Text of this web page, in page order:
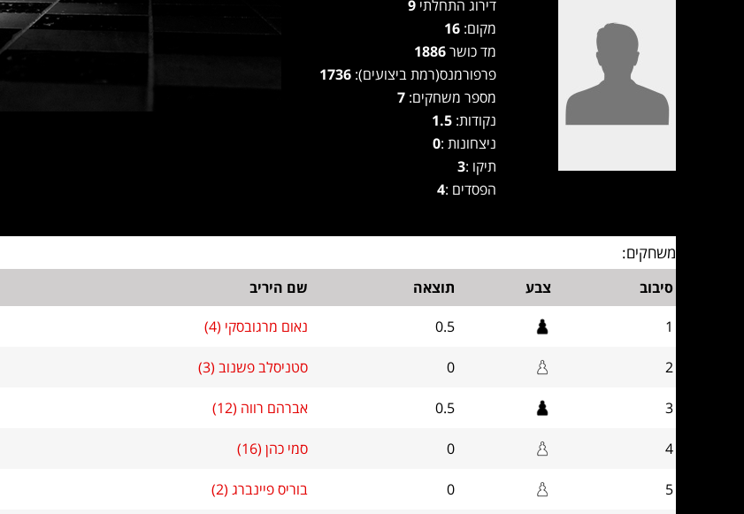
דירוג התחלתי 9
מקום: 16
מד כושר1886
פרפורמנס(רמת ביצועים): 1736
מספר משחקים: 7
נקודות:1.5
ניצחונות :0
תיקו :3
הפסדים :4
משחקים:
סיבוב צבע תוצאה שם היריב
1
0.5 נאום מרגובסקי (4)
2
0 סטניסלב פשנוב (3)
3
0.5 אברהם רווה (12)
4
0 סמי כהן (16)
5
0 בוריס פיינברג (2)